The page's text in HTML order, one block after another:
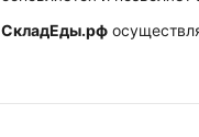
СкладЕды.рф